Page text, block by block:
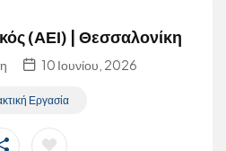
(ΑΕΙ) | Θεσσαλονίκη
10 Ιουνίου, 2026
Εργασία